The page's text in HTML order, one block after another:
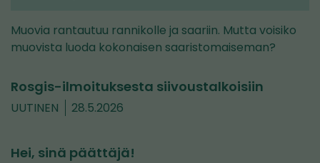
Muovia rantautuu rannikolle ja saariin. Mutta voisiko
muovista luoda kokonaisen saaristomaiseman?
Rosgis-ilmoituksesta siivoustalkoisiin
UUTINEN 28.5.2026
Hei, sinä päättäjä!